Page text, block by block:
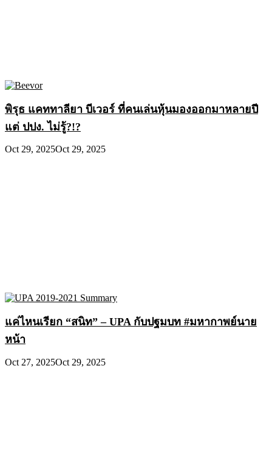
พิรุธ แคททาลียา บีเวอร์ ที่คนเล่นหุ้นมองออกมาหลายปี
แต่ ปปง. ไม่รู้?!?
Oct 29, 2025Oct 29, 2025
แค่ไหนเรียก “สนิท” – UPA กับปฐมบท #มหากาพย์นาย
หน้า
Oct 27, 2025Oct 29, 2025